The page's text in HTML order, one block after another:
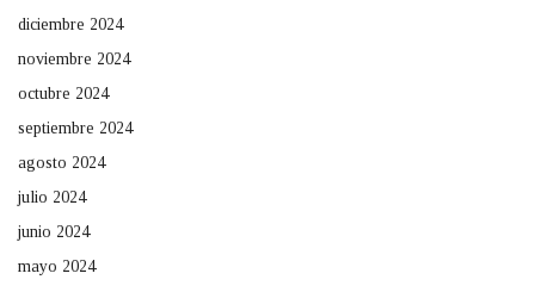
diciembre 2024
noviembre 2024
octubre 2024
septiembre 2024
agosto 2024
julio 2024
junio 2024
mayo 2024